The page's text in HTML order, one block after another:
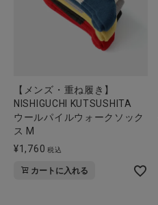
【メンズ・重ね履き】
NISHIGUCHI KUTSUSHITA
ウールパイルウォークソック
ス M
¥1,760 税込
カートに入れる